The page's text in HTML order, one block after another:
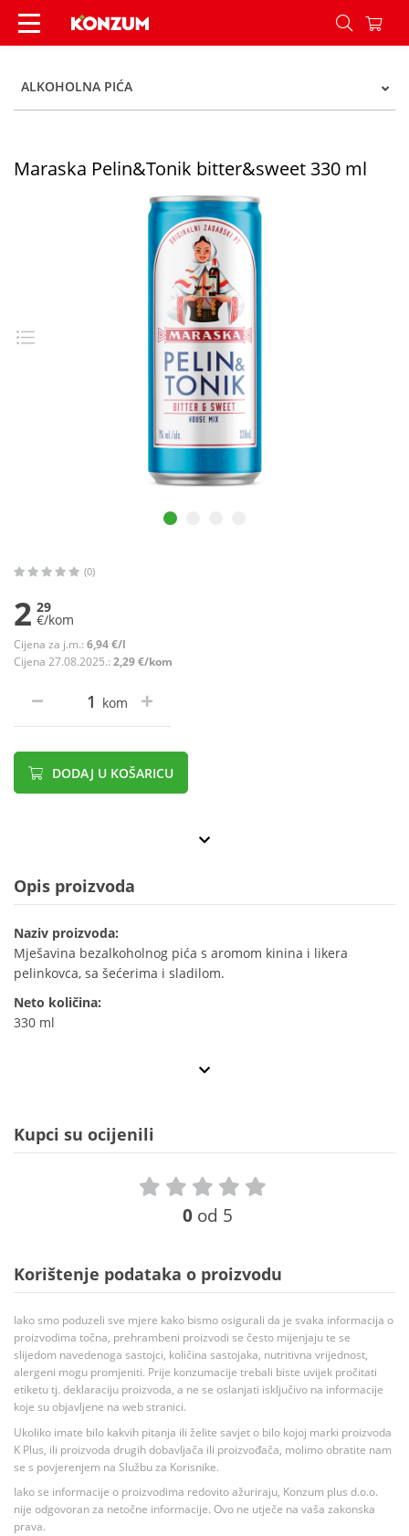
Maraska Pelin&Tonik bitter&sweet 330 ml -
ALKOHOLNA PIĆA
Maraska Pelin&Tonik bitter&sweet 330 ml
(0)
2 29
€/kom
Cijena za j.m.: 6,94 €/l
Cijena 27.08.2025.: 2,29 €/kom
kom
DODAJ U KOŠARICU
Opis proizvoda
Naziv proizvoda:
Mješavina bezalkoholnog pića s aromom kinina i likera
pelinkovca, sa šećerima i sladilom.
Neto količina:
330 ml
Kupci su ocijenili
0 od 5
Korištenje podataka o proizvodu
Iako smo poduzeli sve mjere kako bismo osigurali da je svaka informacija o
proizvodima točna, prehrambeni proizvodi se često mijenjaju te se
slijedom navedenoga sastojci, količina sastojaka, nutritivna vrijednost,
alergeni mogu promjeniti. Prije konzumacije trebali biste uvijek pročitati
etiketu tj. deklaraciju proizvoda, a ne se oslanjati isključivo na informacije
koje su objavljene na web stranici.
Ukoliko imate bilo kakvih pitanja ili želite savjet o bilo kojoj marki proizvoda
K Plus, ili proizvoda drugih dobavljača ili proizvođača, molimo obratite nam
se s povjerenjem na Službu za Korisnike.
Iako se informacije o proizvodima redovito ažuriraju, Konzum plus d.o.o.
nije odgovoran za netočne informacije. Ovo ne utječe na vaša zakonska
prava.